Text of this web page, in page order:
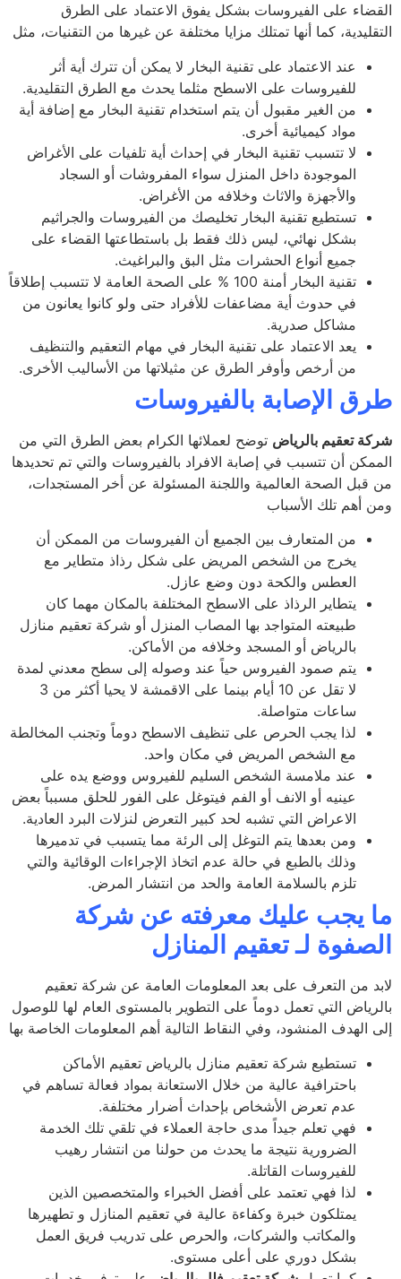
على الفيروسات بشكل يفوق الاعتماد على الطرق
كما أنها تمتلك مزايا مختلفة عن غيرها من التقنيات، مثل
عند الاعتماد على تقنية البخار لا يمكن أن تترك أية أثر
للفيروسات على الاسطح مثلما يحدث مع الطرق التقليدية.
من الغير مقبول أن يتم استخدام تقنية البخار مع إضافة أية
مواد كيميائية أخرى.
لا تتسبب تقنية البخار في إحداث أية تلفيات على الأغراض
الموجودة داخل المنزل سواء المفروشات أو السجاد
والأجهزة والاثاث وخلافه من الأغراض.
تستطيع تقنية البخار تخليصك من الفيروسات والجراثيم
بشكل نهائي، ليس ذلك فقط بل باستطاعتها القضاء على
جميع أنواع الحشرات مثل البق والبراغيث.
تقنية البخار أمنة 100 % على الصحة العامة لا تتسبب إطلاقاً
في حدوث أية مضاعفات للأفراد حتى ولو كانوا يعانون من
مشاكل صدرية.
يعد الاعتماد على تقنية البخار في مهام التعقيم والتنظيف
من أرخص وأوفر الطرق عن مثيلاتها من الأساليب الأخرى.
الإصابة بالفيروسات
تعقيم بالرياض توضح لعملائها الكرام بعض الطرق التي من
أن تتسبب في إصابة الافراد بالفيروسات والتي تم تحديدها
الصحة العالمية واللجنة المسئولة عن أخر المستجدات،
أهم تلك الأسباب
من المتعارف بين الجميع أن الفيروسات من الممكن أن
يخرج من الشخص المريض على شكل رذاذ متطاير مع
العطس والكحة دون وضع عازل.
يتطاير الرذاذ على الاسطح المختلفة بالمكان مهما كان
طبيعته المتواجد بها المصاب المنزل أو شركة تعقيم منازل
بالرياض أو المسجد وخلافه من الأماكن.
يتم صمود الفيروس حياً عند وصوله إلى سطح معدني لمدة
لا تقل عن 10 أيام بينما على الاقمشة لا يحيا أكثر من 3
ساعات متواصلة.
لذا يجب الحرص على تنظيف الاسطح دوماً وتجنب المخالطة
مع الشخص المريض في مكان واحد.
عند ملامسة الشخص السليم للفيروس ووضع يده على
عينيه أو الانف أو الفم فيتوغل على الفور للحلق مسبباً بعض
الاعراض التي تشبه لحد كبير التعرض لنزلات البرد العادية.
ومن بعدها يتم التوغل إلى الرئة مما يتسبب في تدميرها
وذلك بالطبع في حالة عدم اتخاذ الإجراءات الوقائية والتي
تلزم بالسلامة العامة والحد من انتشار المرض.
يجب عليك معرفته عن شركة
لـ تعقيم المنازل
من التعرف على بعد المعلومات العامة عن شركة تعقيم
التي تعمل دوماً على التطوير بالمستوى العام لها للوصول
الهدف المنشود، وفي النقاط التالية أهم المعلومات الخاصة بها
تستطيع شركة تعقيم منازل بالرياض تعقيم الأماكن
باحترافية عالية من خلال الاستعانة بمواد فعالة تساهم في
عدم تعرض الأشخاص بإحداث أضرار مختلفة.
فهي تعلم جيداً مدى حاجة العملاء في تلقي تلك الخدمة
الضرورية نتيجة ما يحدث من حولنا من انتشار رهيب
للفيروسات القاتلة.
لذا فهي تعتمد على أفضل الخبراء والمتخصصين الذين
يمتلكون خبرة وكفاءة عالية في تعقيم المنازل و تطهيرها
والمكاتب والشركات، والحرص على تدريب فريق العمل
بشكل دوري على أعلى مستوى.